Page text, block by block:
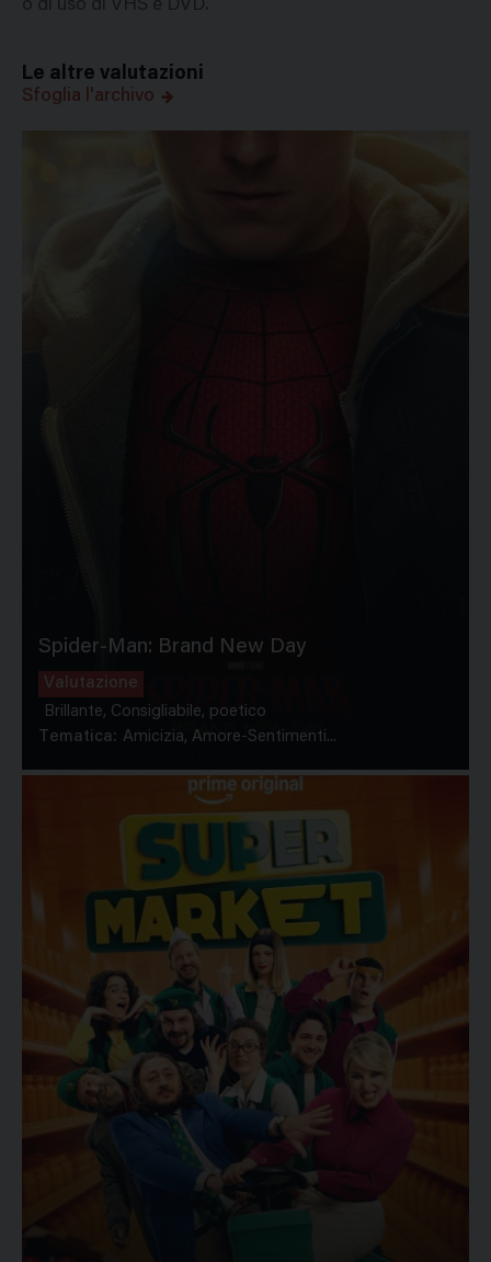
o di uso di VHS e DVD.
Le altre valutazioni
Sfoglia l'archivo
Spider-Man: Brand New Day
Valutazione
Brillante, Consigliabile, poetico
Tematica: Amicizia, Amore-Sentimenti...